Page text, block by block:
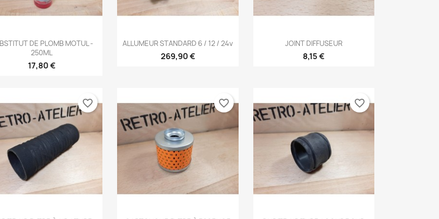
 Aperçu rapide
DE PLOMB MOTUL -
250ML
17,80 €
Aperçu rapide
ALLUMEUR STANDARD 6 / 12 / 24v
269,90 €
Aperçu rapide
JOINT DIFFUSEUR
8,15 €
favorite_border favorite_border favorite_border